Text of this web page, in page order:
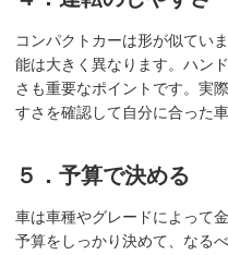
コンパクトカーは形が似てい
能は大きく異なります。ハン
さも重要なポイントです。実
すさを確認して自分に合った
５．予算で決める
車は車種やグレードによって
予算をしっかり決めて、なる